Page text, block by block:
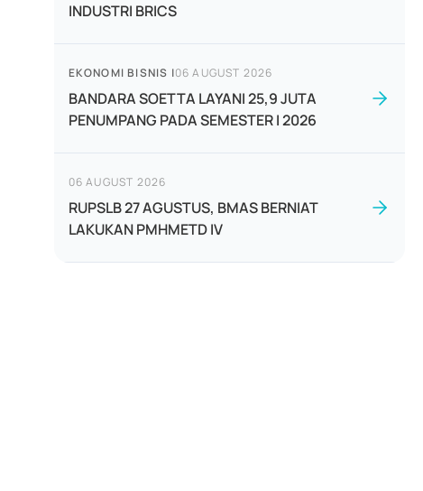
INDUSTRI BRICS
EKONOMI BISNIS |06 AUGUST 2026
BANDARA SOETTA LAYANI 25,9 JUTA
PENUMPANG PADA SEMESTER I 2026
06 AUGUST 2026
RUPSLB 27 AGUSTUS, BMAS BERNIAT
LAKUKAN PMHMETD IV